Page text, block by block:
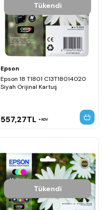
Tükendi
Epson
Epson 18 T1801 C13T18014020
Siyah Orijinal Kartuş
557,27TL KDV
Tükendi